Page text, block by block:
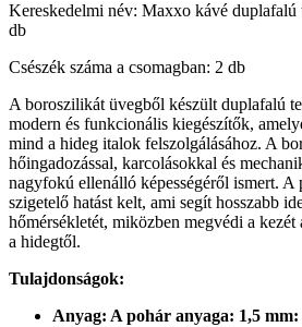
Kereskedelmi név: Maxxo kávé duplafalú
db
Csészék száma a csomagban: 2 db
A boroszilikát üvegből készült duplafalú
modern és funkcionális kiegészítők,
mind a hideg italok felszolgálásához. A
hőingadozással, karcolásokkal és
nagyfokú ellenálló képességéről ismert. A
szigetelő hatást kelt, ami segít hosszabb
hőmérsékletét, miközben megvédi a kezét
a hidegtől.
Tulajdonságok:
Anyag: A pohár anyaga: 1,5 mm: